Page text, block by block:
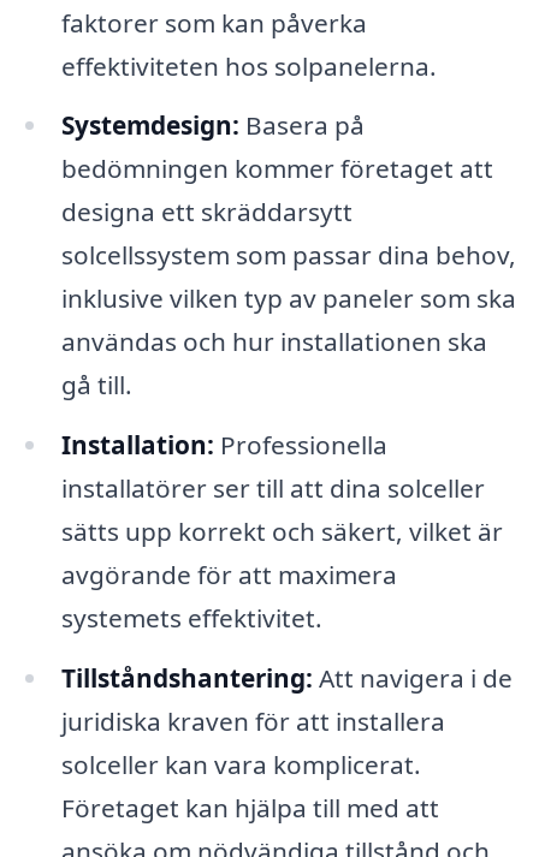
faktorer som kan påverka
effektiviteten hos solpanelerna.
Systemdesign: Basera på
bedömningen kommer företaget att
designa ett skräddarsytt
solcellssystem som passar dina behov,
inklusive vilken typ av paneler som ska
användas och hur installationen ska
gå till.
Installation: Professionella
installatörer ser till att dina solceller
sätts upp korrekt och säkert, vilket är
avgörande för att maximera
systemets effektivitet.
Tillståndshantering: Att navigera i de
juridiska kraven för att installera
solceller kan vara komplicerat.
Företaget kan hjälpa till med att